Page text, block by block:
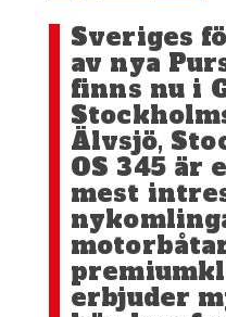
Sveriges
av nya
finns nu i
Älvsjö,
OS 345 är
mest
erbjuder